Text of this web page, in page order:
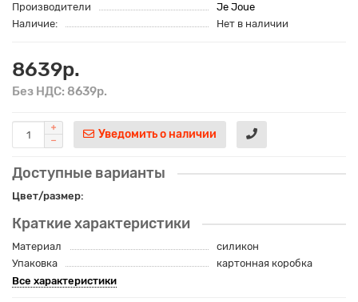
Производители
Je Joue
Наличие:
Нет в наличии
8639р.
Без НДС: 8639р.
Уведомить о наличии
Доступные варианты
Цвет/размер:
Краткие характеристики
Материал
силикон
Упаковка
картонная коробка
Все характеристики